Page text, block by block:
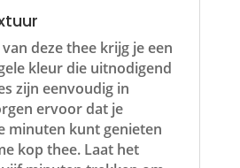
deze thee krijg je een
kleur die uitnodigend
zijn eenvoudig in
ervoor dat je
minuten kunt genieten
kop thee. Laat het